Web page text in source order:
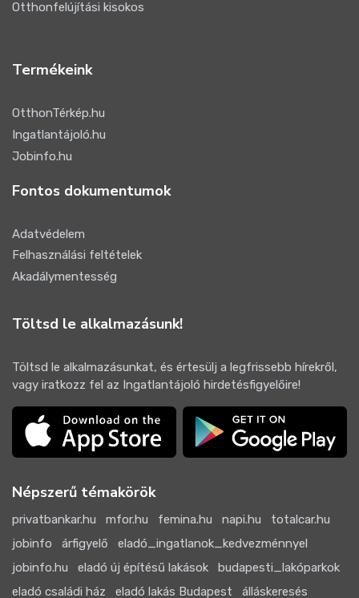
Otthonfelújítási kisokos
Termékeink
OtthonTérkép.hu
Ingatlantájoló.hu
Jobinfo.hu
Fontos dokumentumok
Adatvédelem
Felhasználási feltételek
Akadálymentesség
Töltsd le alkalmazásunk!
Töltsd le alkalmazásunkat, és értesülj a legfrissebb hírekről,
vagy iratkozz fel az Ingatlantájoló hirdetésfigyelőire!
Népszerű témakörök
privatbankar.hu mfor.hu femina.hu napi.hu
totalcar.hu
jobinfo
árfigyelő
eladó_ingatlanok_kedvezménnyel
jobinfo.hu
eladó új építésű lakások
budapesti_lakóparkok
eladó családi ház
eladó lakás Budapest álláskeresés